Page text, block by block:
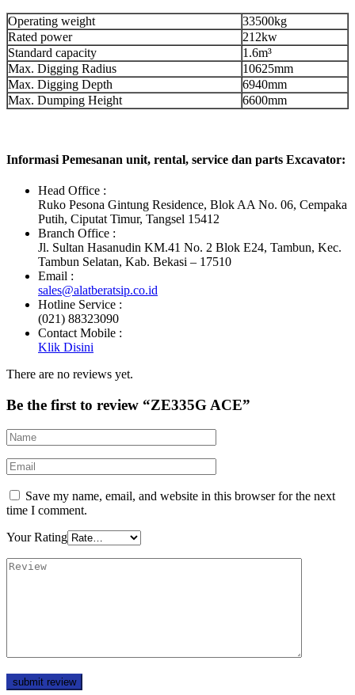
Operating weight
33500kg
Rated power
212kw
Standard capacity
1.6m³
Max. Digging Radius
10625mm
Max. Digging Depth
6940mm
Max. Dumping Height
6600mm
Informasi Pemesanan unit, rental, service dan parts Excavator:
Head Office :
Ruko Pesona Gintung Residence, Blok AA No. 06, Cempaka
Putih, Ciputat Timur, Tangsel 15412
Branch Office :
Jl. Sultan Hasanudin KM.41 No. 2 Blok E24, Tambun, Kec.
Tambun Selatan, Kab. Bekasi – 17510
Email :
sales@alatberatsip.co.id
Hotline Service :
(021) 88323090
Contact Mobile :
Klik Disini
There are no reviews yet.
Be the first to review “ZE335G ACE”
Save my name, email, and website in this browser for the next
time I comment.
Your Rating